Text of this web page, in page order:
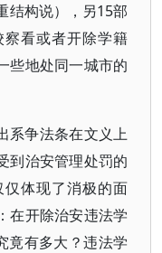
结构说），另15部
看或者开除学籍
些地处同一城市的
系争法条在文义上
到治安管理处罚的
体现了消极的面
在开除治安违法学
竟有多大？违法学